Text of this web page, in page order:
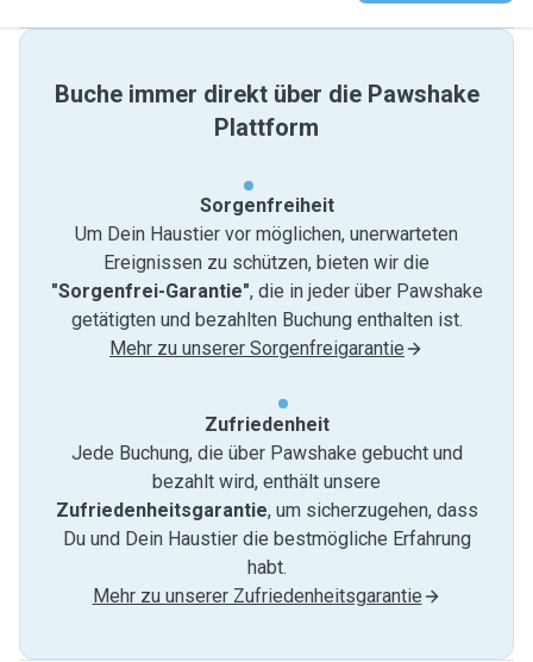
Buche immer direkt über die Pawshake
Plattform
Sorgenfreiheit
Um Dein Haustier vor möglichen, unerwarteten
Ereignissen zu schützen, bieten wir die
"Sorgenfrei-Garantie", die in jeder über Pawshake
getätigten und bezahlten Buchung enthalten ist.
Mehr zu unserer Sorgenfreigarantie
Zufriedenheit
Jede Buchung, die über Pawshake gebucht und
bezahlt wird, enthält unsere
Zufriedenheitsgarantie, um sicherzugehen, dass
Du und Dein Haustier die bestmögliche Erfahrung
habt.
Mehr zu unserer Zufriedenheitsgarantie